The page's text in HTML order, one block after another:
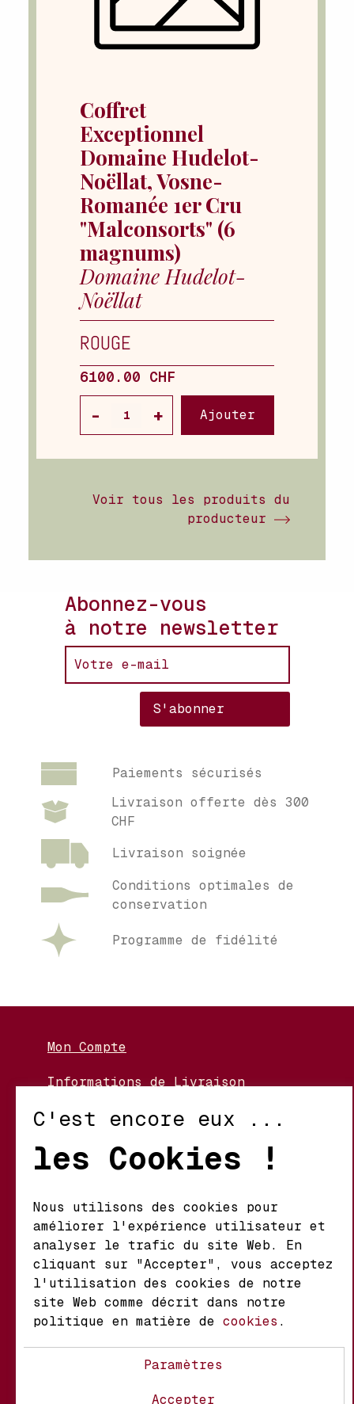
Coffret
Exceptionnel
Domaine Hudelot-
Noëllat, Vosne-
Romanée 1er Cru
"Malconsorts" (6
magnums)
Domaine Hudelot-
Noëllat
ROUGE
6100.00 CHF
Ajouter
Voir tous les produits du
producteur
Abonnez-vous
à notre newsletter
Paiements sécurisés
Livraison offerte dès 300
CHF
Livraison soignée
Conditions optimales de
conservation
Programme de fidélité
Mon Compte
Informations de Livraison
Conditions d’Utilisation
Mathieu S.A. Vins fins
d'origine
Chemin du Coteau 29 A
1123 Aclens Suisse
@MATHIEUVINS
C'est encore eux ...
les Cookies !
Nous utilisons des cookies pour
améliorer l'expérience utilisateur et
analyser le trafic du site Web. En
cliquant sur "Accepter", vous acceptez
l'utilisation des cookies de notre
site Web comme décrit dans notre
politique en matière de cookies .
Paramètres
Accepter